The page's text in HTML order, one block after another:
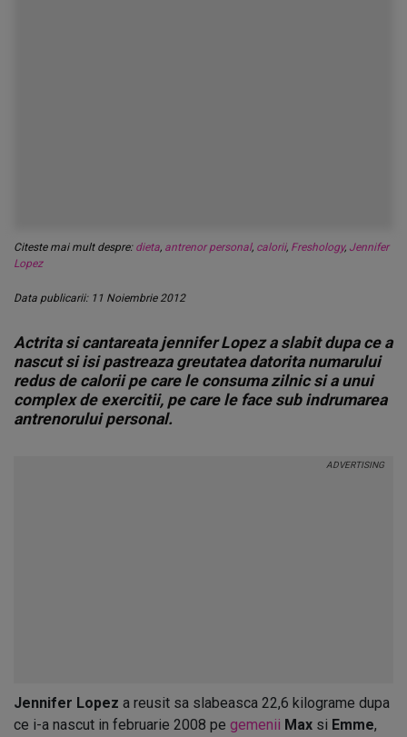
Citeste mai mult despre: dieta, antrenor personal, calorii, Freshology, Jennifer
Lopez
Data publicarii: 11 Noiembrie 2012
Actrita si cantareata jennifer Lopez a slabit dupa ce a
nascut si isi pastreaza greutatea datorita numarului
redus de calorii pe care le consuma zilnic si a unui
complex de exercitii, pe care le face sub indrumarea
antrenorului personal.
Jennifer Lopez a reusit sa slabeasca 22,6 kilograme dupa
ce i-a nascut in februarie 2008 pe gemenii Max si Emme,